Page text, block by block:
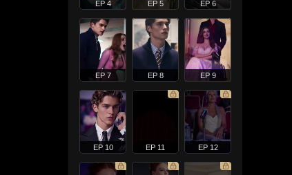
EP 4 EP 5 EP 6
EP 7 EP 8 EP 9
EP 10 EP 11 EP 12